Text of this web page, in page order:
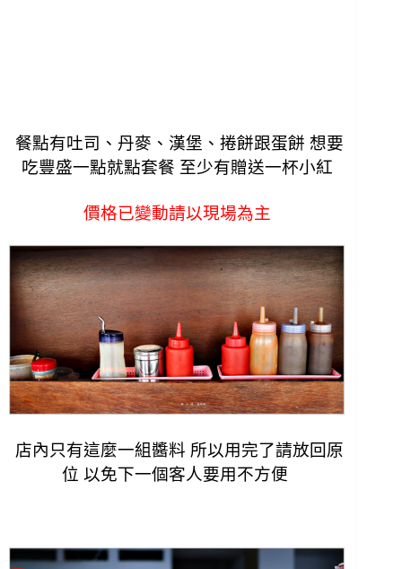
餐點有吐司、丹麥、漢堡、捲餅跟蛋餅 想要
吃豐盛一點就點套餐 至少有贈送一杯小紅
價格已變動請以現場為主
店內只有這麼一組醬料 所以用完了請放回原
位 以免下一個客人要用不方便